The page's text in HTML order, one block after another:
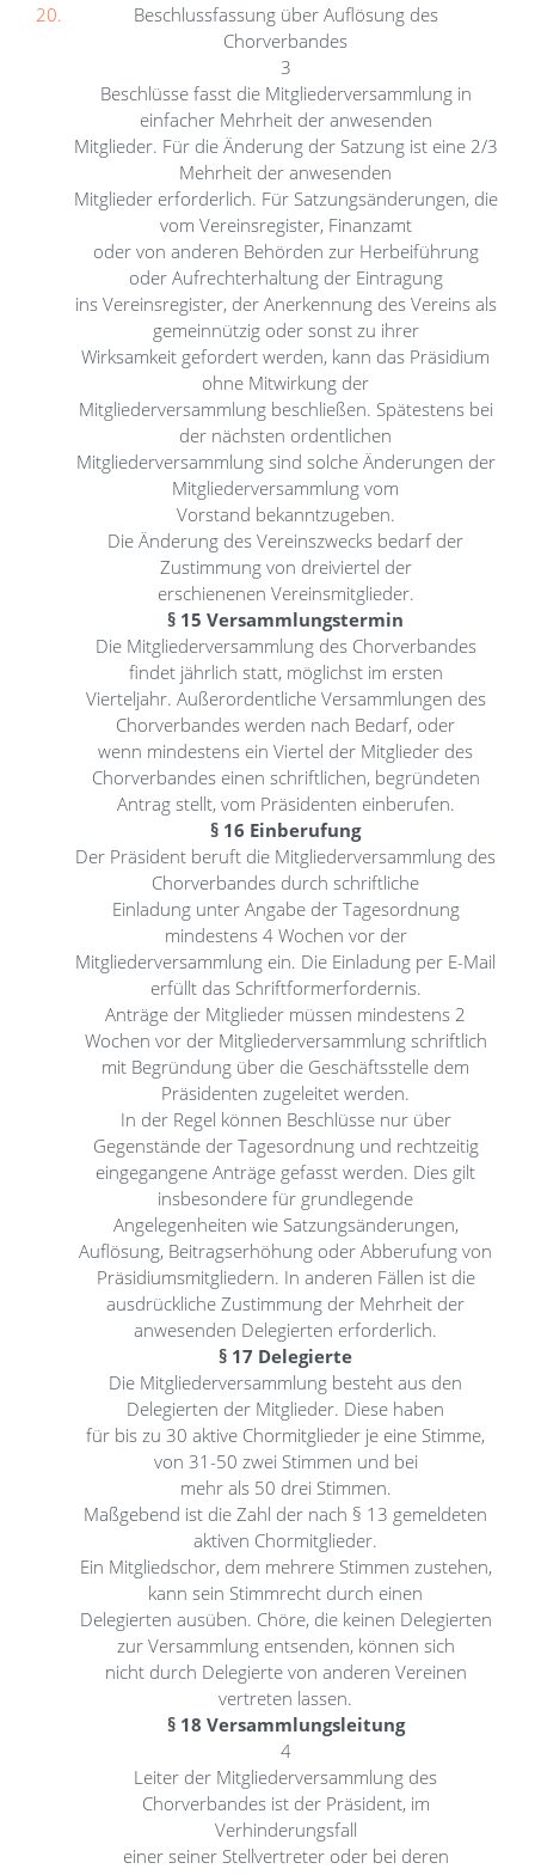
Beschlussfassung über Auflösung des
Chorverbandes
3
Beschlüsse fasst die Mitgliederversammlung in
einfacher Mehrheit der anwesenden
Mitglieder. Für die Änderung der Satzung ist eine 2/3
Mehrheit der anwesenden
Mitglieder erforderlich. Für Satzungsänderungen, die
vom Vereinsregister, Finanzamt
oder von anderen Behörden zur Herbeiführung
oder Aufrechterhaltung der Eintragung
ins Vereinsregister, der Anerkennung des Vereins als
gemeinnützig oder sonst zu ihrer
Wirksamkeit gefordert werden, kann das Präsidium
ohne Mitwirkung der
Mitgliederversammlung beschließen. Spätestens bei
der nächsten ordentlichen
Mitgliederversammlung sind solche Änderungen der
Mitgliederversammlung vom
Vorstand bekanntzugeben.
Die Änderung des Vereinszwecks bedarf der
Zustimmung von dreiviertel der
erschienenen Vereinsmitglieder.
§ 15 Versammlungstermin
Die Mitgliederversammlung des Chorverbandes
findet jährlich statt, möglichst im ersten
Vierteljahr. Außerordentliche Versammlungen des
Chorverbandes werden nach Bedarf, oder
wenn mindestens ein Viertel der Mitglieder des
Chorverbandes einen schriftlichen, begründeten
Antrag stellt, vom Präsidenten einberufen.
§ 16 Einberufung
Der Präsident beruft die Mitgliederversammlung des
Chorverbandes durch schriftliche
Einladung unter Angabe der Tagesordnung
mindestens 4 Wochen vor der
Mitgliederversammlung ein. Die Einladung per E-Mail
erfüllt das Schriftformerfordernis.
Anträge der Mitglieder müssen mindestens 2
Wochen vor der Mitgliederversammlung schriftlich
mit Begründung über die Geschäftsstelle dem
Präsidenten zugeleitet werden.
In der Regel können Beschlüsse nur über
Gegenstände der Tagesordnung und rechtzeitig
eingegangene Anträge gefasst werden. Dies gilt
insbesondere für grundlegende
Angelegenheiten wie Satzungsänderungen,
Auflösung, Beitragserhöhung oder Abberufung von
Präsidiumsmitgliedern. In anderen Fällen ist die
ausdrückliche Zustimmung der Mehrheit der
anwesenden Delegierten erforderlich.
§ 17 Delegierte
Die Mitgliederversammlung besteht aus den
Delegierten der Mitglieder. Diese haben
für bis zu 30 aktive Chormitglieder je eine Stimme,
von 31-50 zwei Stimmen und bei
mehr als 50 drei Stimmen.
Maßgebend ist die Zahl der nach § 13 gemeldeten
aktiven Chormitglieder.
Ein Mitgliedschor, dem mehrere Stimmen zustehen,
kann sein Stimmrecht durch einen
Delegierten ausüben. Chöre, die keinen Delegierten
zur Versammlung entsenden, können sich
nicht durch Delegierte von anderen Vereinen
vertreten lassen.
§ 18 Versammlungsleitung
4
Leiter der Mitgliederversammlung des
Chorverbandes ist der Präsident, im
Verhinderungsfall
einer seiner Stellvertreter oder bei deren